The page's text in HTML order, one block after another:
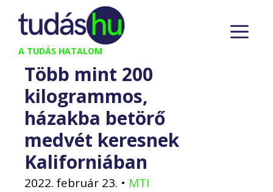
Kilépés
tartalomba
A TUDÁS HATALOM
Több mint 200
kilogrammos,
házakba betörő
medvét keresnek
Kaliforniában
2022. február 23. • MTI